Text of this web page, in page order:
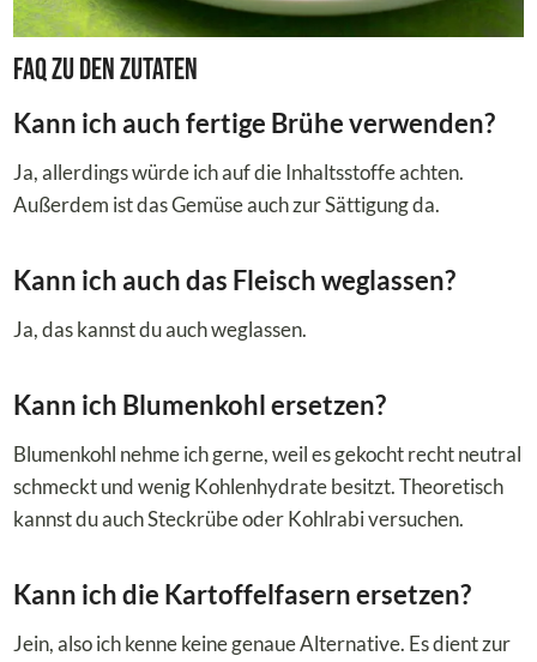
FAQ zu den Zutaten
Kann ich auch fertige Brühe verwenden?
Ja, allerdings würde ich auf die Inhaltsstoffe achten.
Außerdem ist das Gemüse auch zur Sättigung da.
Kann ich auch das Fleisch weglassen?
Ja, das kannst du auch weglassen.
Kann ich Blumenkohl ersetzen?
Blumenkohl nehme ich gerne, weil es gekocht recht neutral
schmeckt und wenig Kohlenhydrate besitzt. Theoretisch
kannst du auch Steckrübe oder Kohlrabi versuchen.
Kann ich die Kartoffelfasern ersetzen?
Jein, also ich kenne keine genaue Alternative. Es dient zur